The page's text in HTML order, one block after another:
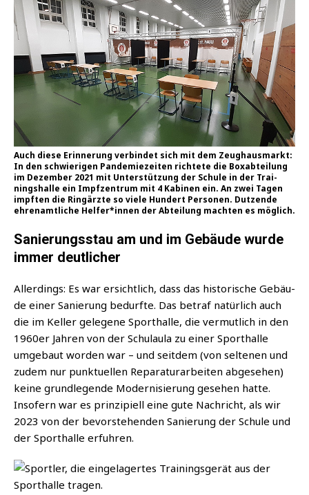
Auch die­se Erin­ne­rung ver­bin­det sich mit dem Zeug­haus­markt:
In den schwie­ri­gen Pan­de­mie­zei­ten rich­te­te die Box­ab­tei­lung
im Dezem­ber 2021 mit Unter­stüt­zung der Schu­le in der Trai­
nings­hal­le ein Impf­zen­trum mit 4 Kabi­nen ein. An zwei Tagen
impf­ten die Ring­ärz­te so vie­le Hun­dert Per­so­nen. Dut­zen­de
ehren­amt­li­che Helfer*innen der Abtei­lung mach­ten es möglich.
Sanierungsstau am und im Gebäude wurde
immer deutlicher
Aller­dings: Es war ersicht­lich, dass das his­to­ri­sche Gebäu­
de einer Sanie­rung bedurf­te. Das betraf natür­lich auch
die im Kel­ler gele­ge­ne Sport­hal­le, die ver­mut­lich in den
1960er Jah­ren von der Schul­au­la zu einer Sport­hal­le
umge­baut wor­den war – und seit­dem (von sel­te­nen und
zudem nur punk­tu­el­len Repa­ra­tur­ar­bei­ten abge­se­hen)
kei­ne grund­le­gen­de Moder­ni­sie­rung gese­hen hat­te.
Inso­fern war es prin­zi­pi­ell eine gute Nach­richt, als wir
2023 von der bevor­ste­hen­den Sanie­rung der Schu­le und
der Sport­hal­le erfuhren.